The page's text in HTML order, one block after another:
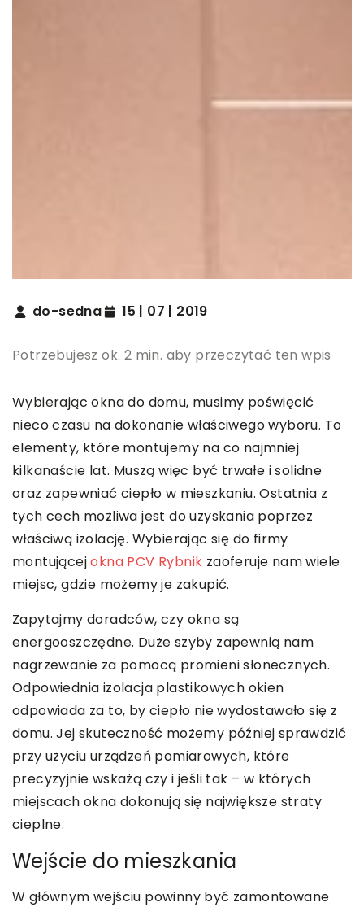
do-sedna 15 | 07 | 2019
Potrzebujesz ok. 2 min. aby przeczytać ten wpis
Wybierając okna do domu, musimy poświęcić
nieco czasu na dokonanie właściwego wyboru. To
elementy, które montujemy na co najmniej
kilkanaście lat. Muszą więc być trwałe i solidne
oraz zapewniać ciepło w mieszkaniu. Ostatnia z
tych cech możliwa jest do uzyskania poprzez
właściwą izolację. Wybierając się do firmy
montującejokna PCV Rybnik zaoferuje nam wiele
miejsc, gdzie możemy je zakupić.
Zapytajmy doradców, czy okna są
energooszczędne. Duże szyby zapewnią nam
nagrzewanie za pomocą promieni słonecznych.
Odpowiednia izolacja plastikowych okien
odpowiada za to, by ciepło nie wydostawało się z
domu. Jej skuteczność możemy później sprawdzić
przy użyciu urządzeń pomiarowych, które
precyzyjnie wskażą czy i jeśli tak – w których
miejscach okna dokonują się największe straty
cieplne.
Wejście do mieszkania
W głównym wejściu powinny być zamontowane